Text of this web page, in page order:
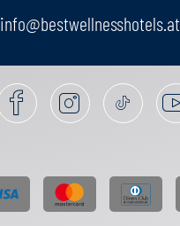
info@bestwellnesshotels.at